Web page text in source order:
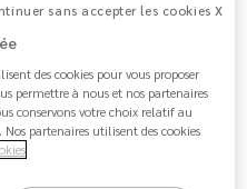
Espagne
de croissance
sans accepter les cookies X
des cookies pour vous proposer
permettre à nous et nos partenaires
conservons votre choix relatif au
partenaires utilisent des cookies